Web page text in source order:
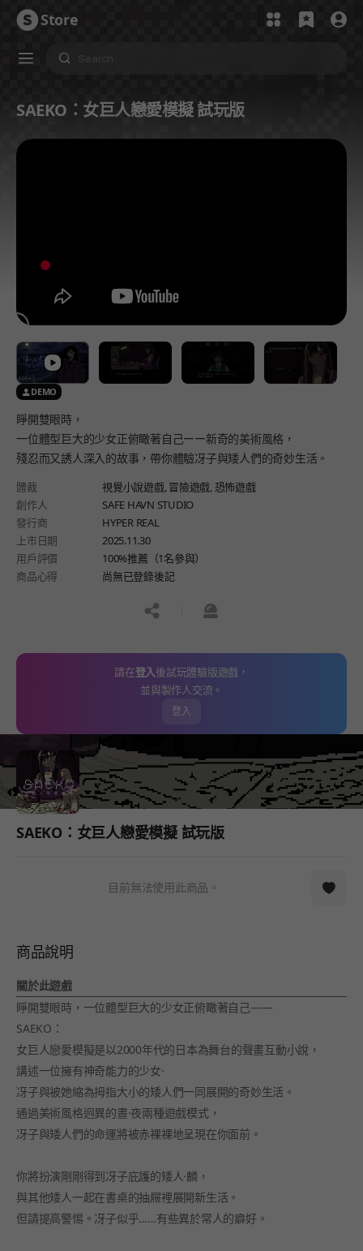
Store
SAEKO：女巨人戀愛模擬 試玩版
DEMO
睜開雙眼時，
一位體型巨大的少女正俯瞰著自己ーー新奇的美術風格，
殘忍而又誘人深入的故事，帶你體驗冴子與矮人們的奇妙生活。
體裁 視覺小說遊戲, 冒險遊戲, 恐怖遊戲
創作人
SAFE HAVN STUDIO
發行商
HYPER REAL
上市日期
2025.11.30
用戶評價
100%推薦（1名參與）
商品心得
尚無已登錄後記
공유하기신고하기
請在登入後試玩體驗版遊戲，
並與製作人交流。
登入
SAEKO：女巨人戀愛模擬 試玩版
目前無法使用此商品。
商品說明
關於此遊戲
睜開雙眼時，一位體型巨大的少女正俯瞰著自己——
SAEKO：
女巨人戀愛模擬是以2000年代的日本為舞台的聲畫互動小說，
講述一位擁有神奇能力的少女·
冴子與被她縮為拇指大小的矮人們一同展開的奇妙生活。
通過美術風格迥異的晝·夜兩種遊戲模式，
冴子與矮人們的命運將被赤裸裸地呈現在你面前。
你將扮演剛剛得到冴子庇護的矮人·麟，
與其他矮人一起在書桌的抽屜裡展開新生活。
但請提高警惕。冴子似乎……有些異於常人的癖好。